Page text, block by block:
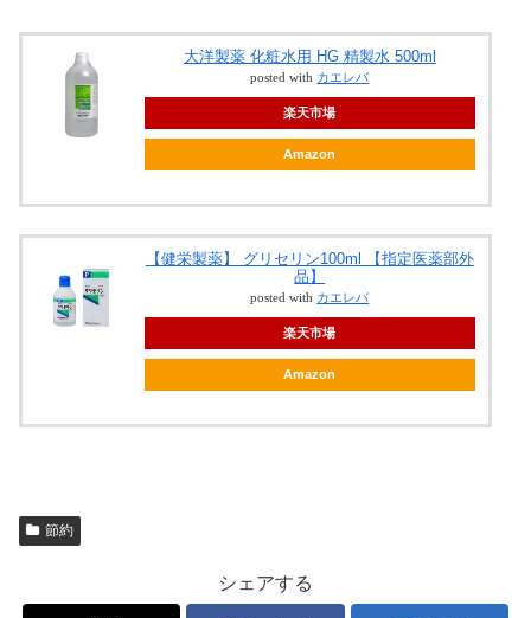
大洋製薬 化粧水用 HG 精製水 500ml
posted with カエレバ
楽天市場
Amazon
【健栄製薬】 グリセリン100ml 【指定医薬部外
品】
posted with カエレバ
楽天市場
Amazon
節約
シェアする